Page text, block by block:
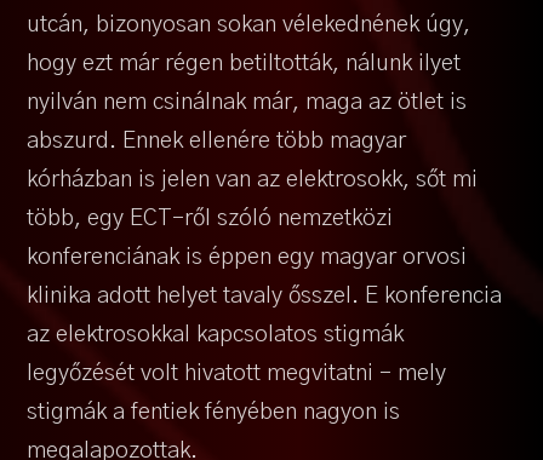
utcán, bizonyosan sokan vélekednének úgy,
hogy ezt már régen betiltották, nálunk ilyet
nyilván nem csinálnak már, maga az ötlet is
abszurd. Ennek ellenére több magyar
kórházban is jelen van az elektrosokk, sőt mi
több, egy ECT-ről szóló nemzetközi
konferenciának is éppen egy magyar orvosi
klinika adott helyet tavaly ősszel. E konferencia
az elektrosokkal kapcsolatos stigmák
legyőzését volt hivatott megvitatni – mely
stigmák a fentiek fényében nagyon is
megalapozottak.